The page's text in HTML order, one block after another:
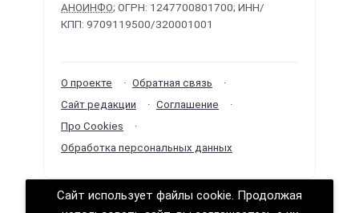
АНОИНФО; ОГРН: 1247700801700; ИНН/
КПП: 9709119500/320001001
О проекте
Обратная связь
Сайт редакции
Соглашение
Про Cookies
Обработка персональных данных
Сайт использует файлы cookie. Продолжая